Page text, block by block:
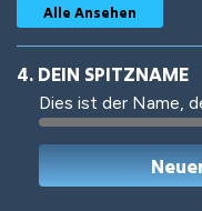
Woof
Alle Ansehen
4. DEIN SPITZNAME
Dies ist der Name,